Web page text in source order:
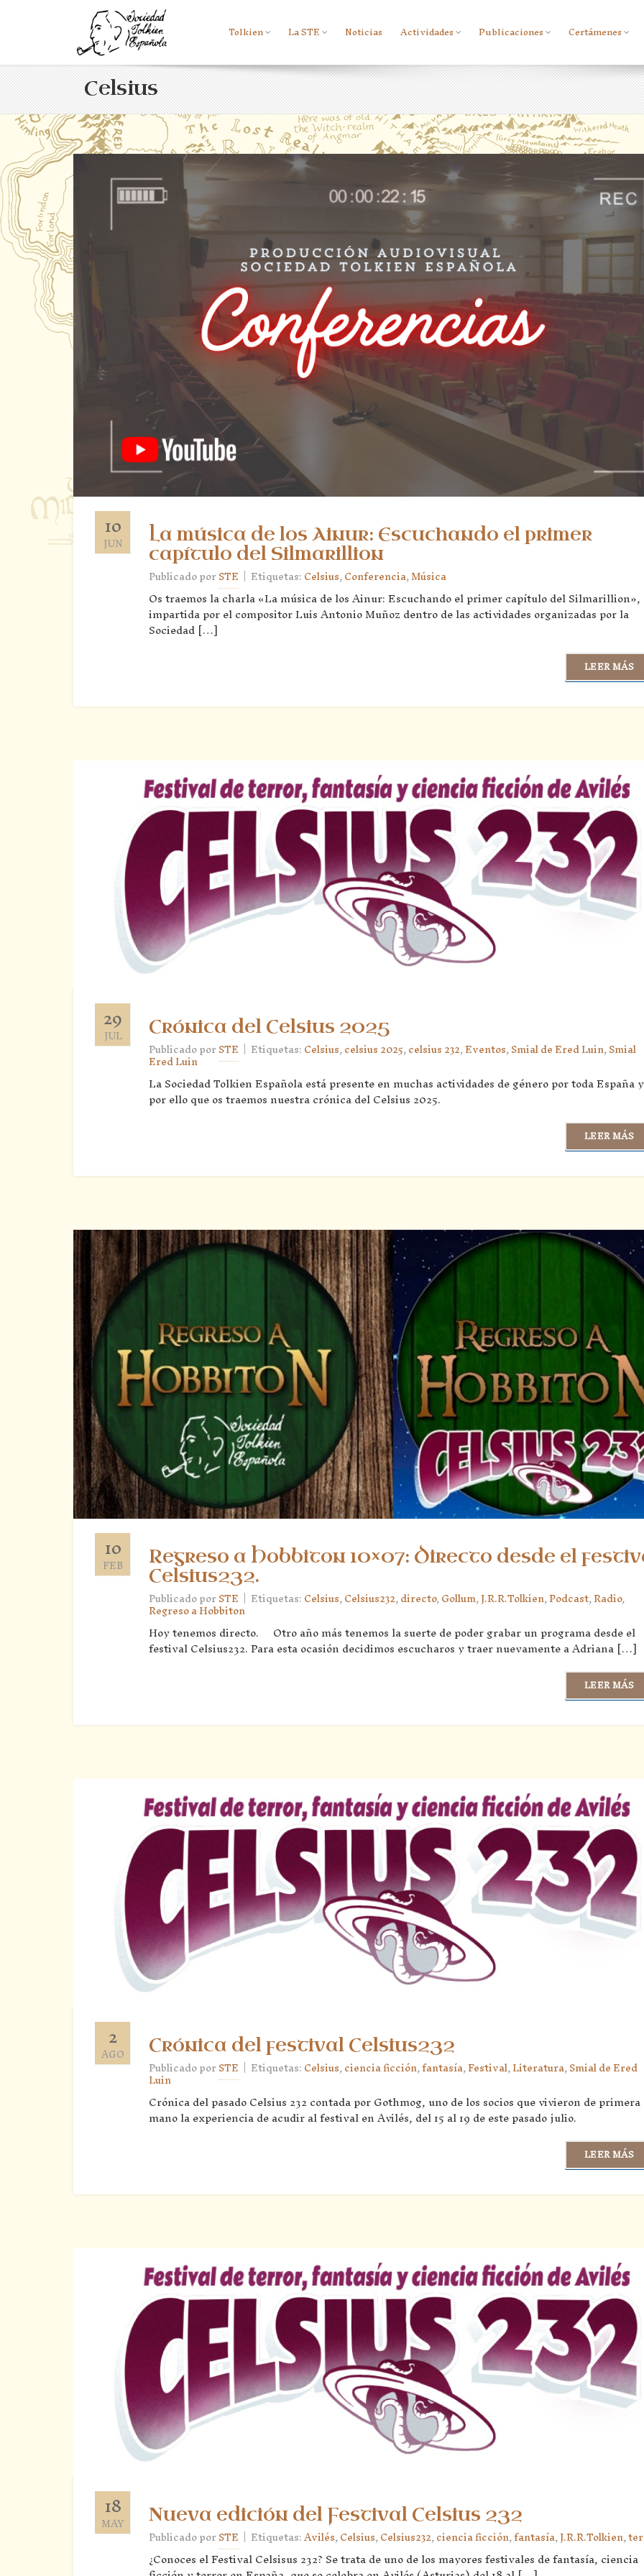
Tolkien La STE Noticias Actividades Publicaciones Certámenes
Celsius
10
JUN
La música de los Ainur: Escuchando el primer
capítulo del Silmarillion
Publicado porSTE | Etiquetas:Celsius,Conferencia,Música
Os traemos la charla «La música de los Ainur: Escuchando el primer capítulo del Silmarillion»,
impartida por el compositor Luis Antonio Muñoz dentro de las actividades organizadas por la
Sociedad […]
LEER MÁS
29
JUL Crónica del Celsius 2025
Publicado porSTE | Etiquetas:Celsius,celsius 2025,celsius 232,Eventos,Smial de Ered Luin,Smial
Ered Luin
La Sociedad Tolkien Española está presente en muchas actividades de género por toda España
por ello que os traemos nuestra crónica del Celsius 2025.
LEER MÁS
10
FEB
Regreso a Hobbiton 10×07: Directo desde el
Celsius232.
Publicado porSTE | Etiquetas:Celsius,Celsius232,directo,Gollum,J.R.R.Tolkien,Podcast,Radio,
Regreso a Hobbiton
Hoy tenemos directo. Otro año más tenemos la suerte de poder grabar un programa desde el
festival Celsius232. Para esta ocasión decidimos escucharos y traer nuevamente a Adriana […]
LEER MÁS
2
AGO Crónica del festival Celsius232
Publicado porSTE | Etiquetas:Celsius,ciencia ficción,fantasía,Festival,Literatura,Smial de Ered
Luin
Crónica del pasado Celsius 232 contada por Gothmog, uno de los socios que vivieron de primera
mano la experiencia de acudir al festival en Avilés, del 15 al 19 de este pasado julio.
LEER MÁS
18
MAY Nueva edición del Festival Celsius 232
Publicado porSTE | Etiquetas:Avilés,Celsius,Celsius232,ciencia ficción,fantasía,J.R.R.Tolkien,
‌¿Conoces el Festival Celsisus 232? Se trata de uno de los mayores festivales de fantasía, ciencia